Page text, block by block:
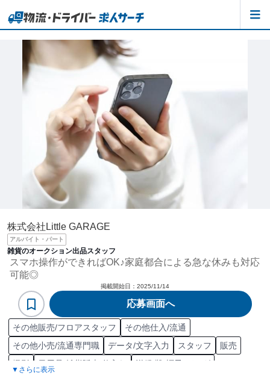
株式会社Little GARAGE
アルバイト・パート
雑貨のオークション出品スタッフ
スマホ操作ができればOK♪家庭都合による急な休みも対応
可能◎
掲載開始日： 2025/11/14
応募画面へ
その他販売/フロアスタッフ
その他仕入/流通
その他小売/流通専門職
データ/文字入力 スタッフ
販売
撮影
日用品/雑貨販売/仕入れ 洋服/靴/帽子/バッグ
▼さらに表示